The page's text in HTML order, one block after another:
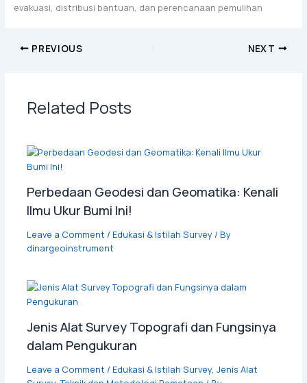
evakuasi, distribusi bantuan, dan perencanaan pemulihan
PREVIOUS NEXT
Related Posts
Perbedaan Geodesi dan Geomatika: Kenali
Ilmu Ukur Bumi Ini!
Leave a Comment/ Edukasi & Istilah Survey/ By
dinargeoinstrument
Jenis Alat Survey Topografi dan Fungsinya
dalam Pengukuran
Leave a Comment/ Edukasi & Istilah Survey, Jenis Alat